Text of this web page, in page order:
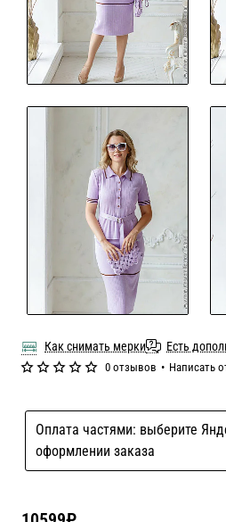
Как снимать мерки Есть
Оплата частями: выберите
оформлении заказа
0 отзывов • Написать